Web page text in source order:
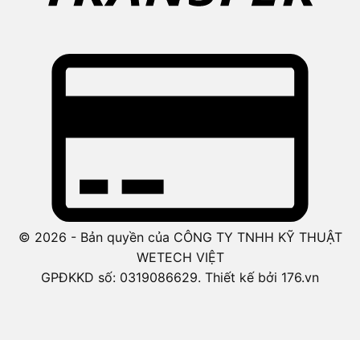
© 2026 - Bản quyền của CÔNG TY TNHH KỸ THUẬT
WETECH VIỆT
GPĐKKD số: 0319086629. Thiết kế bởi 176.vn